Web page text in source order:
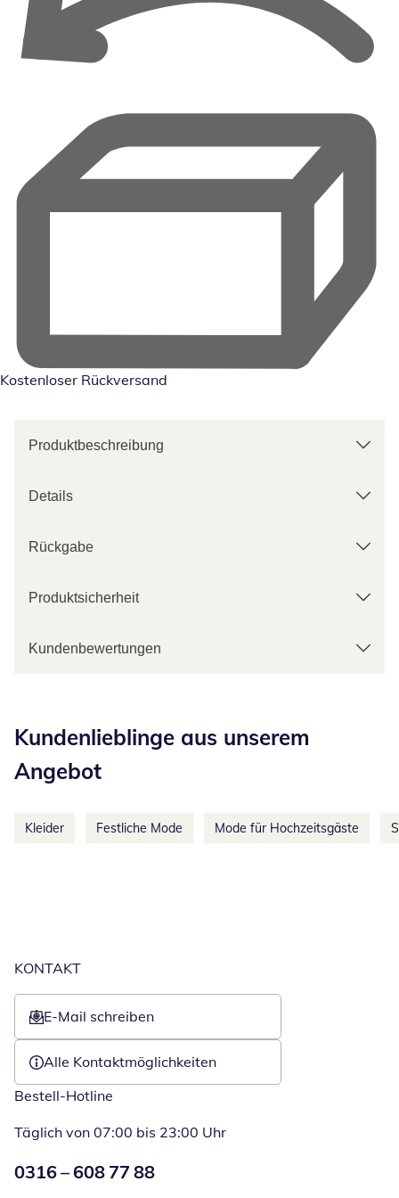
Kostenloser Rückversand
Produktbeschreibung
Details
Rückgabe
Produktsicherheit
Kundenbewertungen
Kundenlieblinge aus unserem
Angebot
Kleider Festliche Mode Mode für Hochzeitsgäste
KONTAKT
E-Mail schreiben
Öffnet E-Mail-Client
Alle Kontaktmöglichkeiten
Bestell-Hotline
Täglich von 07:00 bis 23:00 Uhr
Numéro de téléphone:
0316 – 608 77 88